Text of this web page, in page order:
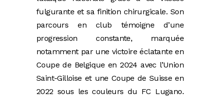
fulgurante et sa finition chirurgicale. Son
parcours en club témoigne d’une
progression constante, marquée
notamment par une victoire éclatante en
Coupe de Belgique en 2024 avec l’Union
Saint-Gilloise et une Coupe de Suisse en
2022 sous les couleurs du FC Lugano.